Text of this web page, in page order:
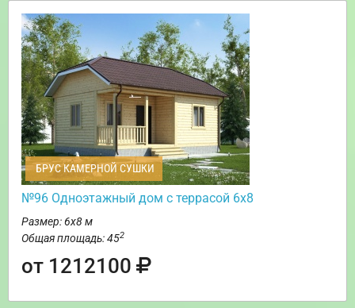
БРУС КАМЕРНОЙ СУШКИ
№96 Одноэтажный дом с террасой 6х8
Размер: 6х8 м
Общая площадь: 452
от 1212100